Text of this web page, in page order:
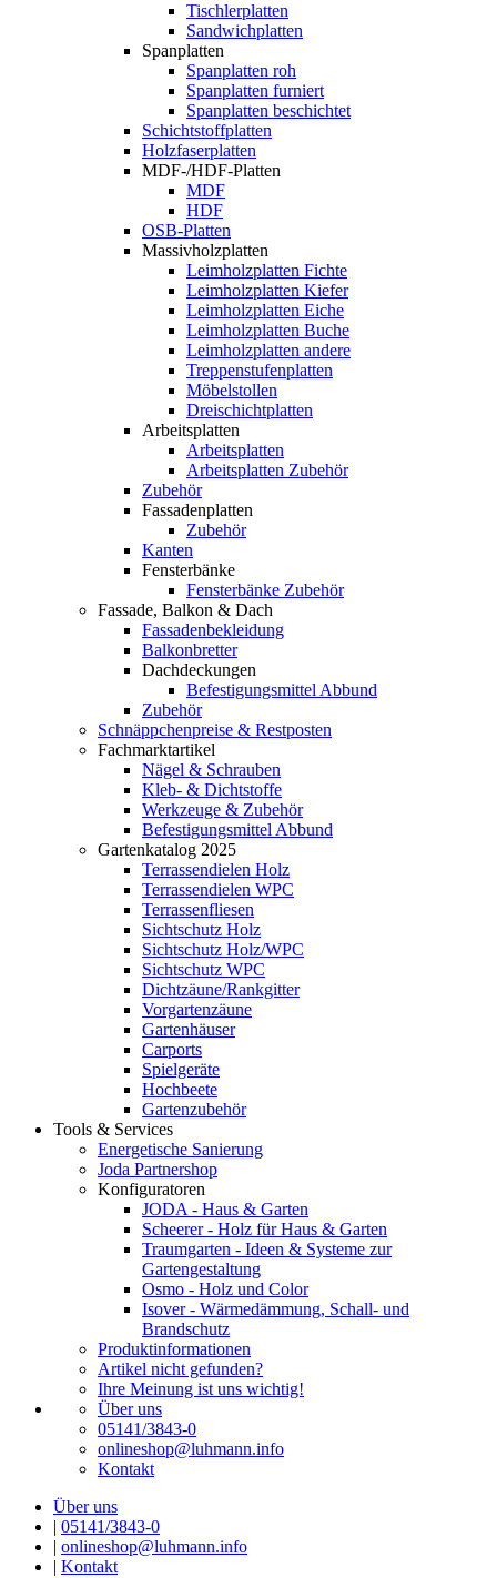
Tischlerplatten
Sandwichplatten
Spanplatten
Spanplatten roh
Spanplatten furniert
Spanplatten beschichtet
Schichtstoffplatten
Holzfaserplatten
MDF-/HDF-Platten
MDF
HDF
OSB-Platten
Massivholzplatten
Leimholzplatten Fichte
Leimholzplatten Kiefer
Leimholzplatten Eiche
Leimholzplatten Buche
Leimholzplatten andere
Treppenstufenplatten
Möbelstollen
Dreischichtplatten
Arbeitsplatten
Arbeitsplatten
Arbeitsplatten Zubehör
Zubehör
Fassadenplatten
Zubehör
Kanten
Fensterbänke
Fensterbänke Zubehör
Fassade, Balkon & Dach
Fassadenbekleidung
Balkonbretter
Dachdeckungen
Befestigungsmittel Abbund
Zubehör
Schnäppchenpreise & Restposten
Fachmarktartikel
Nägel & Schrauben
Kleb- & Dichtstoffe
Werkzeuge & Zubehör
Befestigungsmittel Abbund
Gartenkatalog 2025
Terrassendielen Holz
Terrassendielen WPC
Terrassenfliesen
Sichtschutz Holz
Sichtschutz Holz/WPC
Sichtschutz WPC
Dichtzäune/Rankgitter
Vorgartenzäune
Gartenhäuser
Carports
Spielgeräte
Hochbeete
Gartenzubehör
Tools & Services
Energetische Sanierung
Joda Partnershop
Konfiguratoren
JODA - Haus & Garten
Scheerer - Holz für Haus & Garten
Traumgarten - Ideen & Systeme zur
Gartengestaltung
Osmo - Holz und Color
Isover - Wärmedämmung, Schall- und
Brandschutz
Produktinformationen
Artikel nicht gefunden?
Ihre Meinung ist uns wichtig!
Über uns
05141/3843-0
onlineshop@luhmann.info
Kontakt
Über uns
| 05141/3843-0
| onlineshop@luhmann.info
| Kontakt